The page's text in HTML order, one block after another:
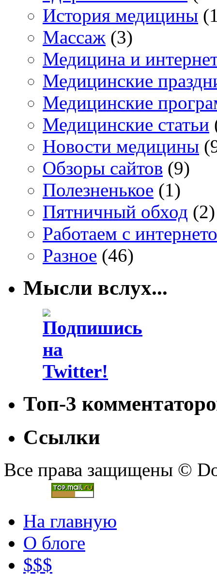
История медицины
Массаж (3)
Медицина и
Медицинские
Медицинские
Медицинские статьи
Новости медицины
Обзоры сайтов (9)
Полезненькое (1)
Пятничный обход (2)
Работаем с
Разное (46)
Мысли вслух...
Топ-3
Ссылки
Все права защищены ©
На главную
О блоге
$$$